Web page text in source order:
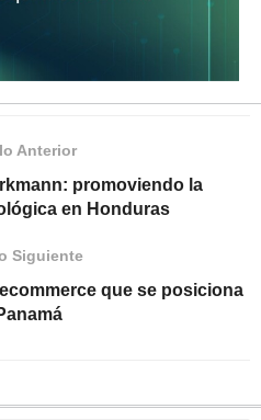
Anterior
promoviendo la
en Honduras
Siguiente
que se posiciona